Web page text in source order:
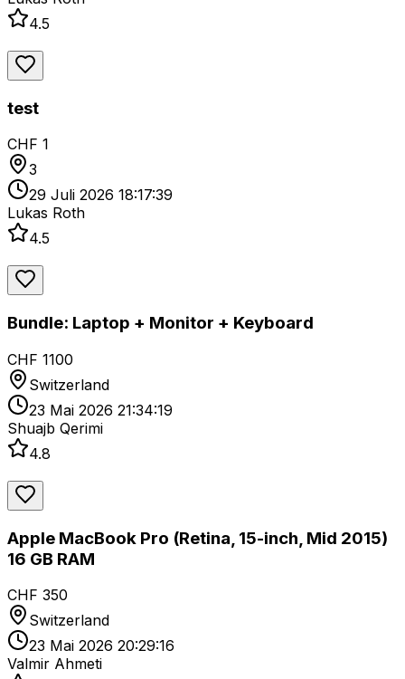
4.5
test
CHF 1
3
29 Juli 2026 18:17:39
Lukas Roth
4.5
Bundle: Laptop + Monitor + Keyboard
CHF 1100
Switzerland
23 Mai 2026 21:34:19
Shuajb Qerimi
4.8
Apple MacBook Pro (Retina, 15-inch, Mid 2015)
16 GB RAM
CHF 350
Switzerland
23 Mai 2026 20:29:16
Valmir Ahmeti